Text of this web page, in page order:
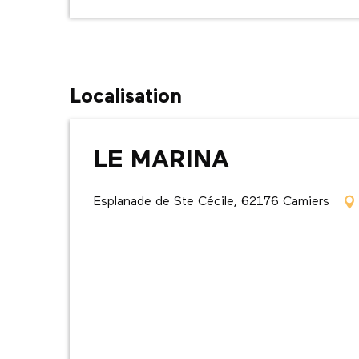
Localisation
LE MARINA
Esplanade de Ste Cécile, 62176 Camiers